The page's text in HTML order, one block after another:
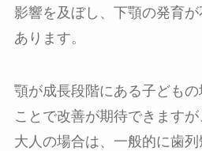
影響を及ぼし、下顎の発育
あります。
顎が成長段階にある子ども
ことで改善が期待できます
大人の場合は、一般的に歯